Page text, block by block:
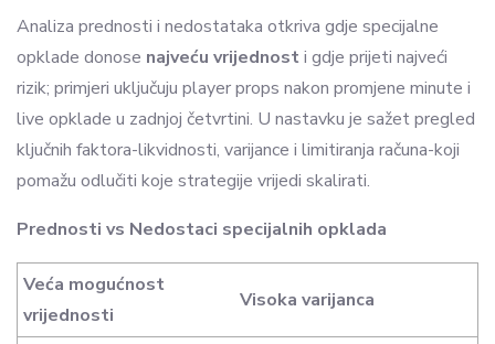
Analiza prednosti i nedostataka otkriva gdje specijalne
opklade donose najveću vrijednosti gdje prijeti najveći
rizik; primjeri uključuju player props nakon promjene minute i
live opklade u zadnjoj četvrtini. U nastavku je sažet pregled
ključnih faktora-likvidnosti, varijance i limitiranja računa-koji
pomažu odlučiti koje strategije vrijedi skalirati.
Prednosti vs Nedostaci specijalnih opklada
Veća mogućnost
vrijednosti
Visoka varijanca